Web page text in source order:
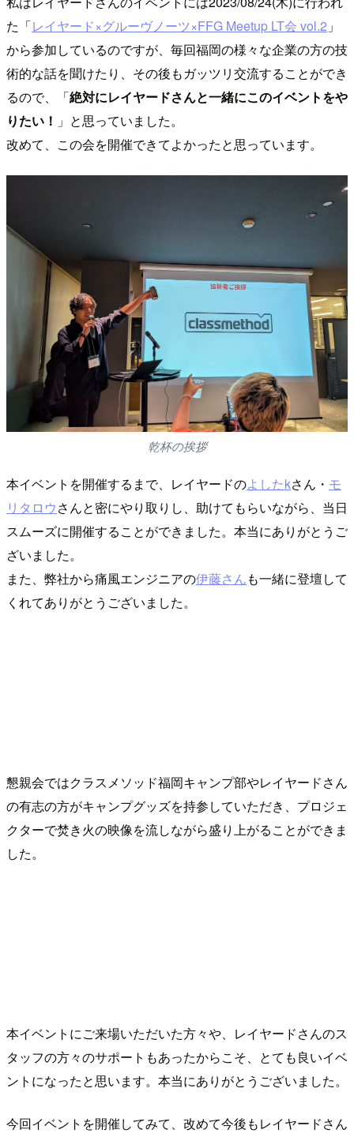
た「レイヤード×グルーヴノーツ×FFG Meetup LT会 vol.2 」
から参加しているのですが、毎回福岡の様々な企業の方の技
術的な話を聞けたり、その後もガッツリ交流することができ
るので、「絶対にレイヤードさんと一緒にこのイベントをや
りたい！ 」と思っていました。
改めて、この会を開催できてよかったと思っています。
乾杯の挨拶
本イベントを開催するまで、レイヤードのよしたkさん・ モ
リタロウさんと密にやり取りし、助けてもらいながら、当日
スムーズに開催することができました。本当にありがとうご
ざいました。
また、弊社から痛風エンジニアの伊藤さんも一緒に登壇して
くれてありがとうございました。
懇親会ではクラスメソッド福岡キャンプ部やレイヤードさん
の有志の方がキャンプグッズを持参していただき、プロジェ
クターで焚き火の映像を流しながら盛り上がることができま
した。
本イベントにご来場いただいた方々や、レイヤードさんのス
タッフの方々のサポートもあったからこそ、とても良いイベ
ントになったと思います。本当にありがとうございました。
今回イベントを開催してみて、改めて今後もレイヤードさん